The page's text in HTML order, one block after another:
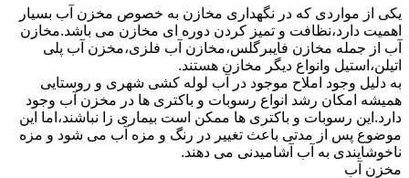
یکی از مواردی که در نگهداری مخازن به خصوص مخزن آب بسیار
اهمیت دارد،نظافت و تمیز کردن دوره ای مخازن می باشد.مخازن
آب از جمله مخازن فایبرگلس،مخازن آب فلزی،مخزن آب پلی
اتیلن،استیل وانواع دیگر مخازن هستند.
به دلیل وجود املاح موجود در آب لوله کشی شهری و روستایی
همیشه امکان رشد انواع رسوبات و باکتری ها در مخزن آب وجود
دارد.این رسوبات و باکتری ها ممکن است بیماری زا نباشند،اما این
موضوع پس از مدتی باعث تغییر در رنگ و مزه آب می شود و مزه
ناخوشایندی به آب آشامیدنی می دهند.
مخزن آب